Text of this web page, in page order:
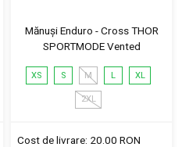
Mănuși Enduro - Cross THOR
SPORTMODE Vented
XS S M L XL
2XL
Cost de livrare: 20.00 RON